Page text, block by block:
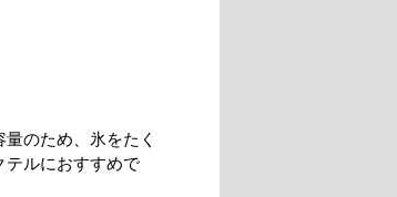
のため、氷をたく
テルにおすすめで